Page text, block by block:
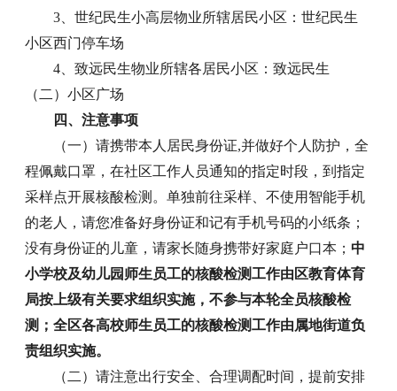
3、世纪民生小高层物业所辖居民小区：世纪民生
小区西门停车场
4、致远民生物业所辖各居民小区：致远民生
（二）小区广场
四、注意事项
（一）请携带本人居民身份证,并做好个人防护，全
程佩戴口罩，在社区工作人员通知的指定时段，到指定
采样点开展核酸检测。单独前往采样、不使用智能手机
的老人，请您准备好身份证和记有手机号码的小纸条；
没有身份证的儿童，请家长随身携带好家庭户口本；中
小学校及幼儿园师生员工的核酸检测工作由区教育体育
局按上级有关要求组织实施，不参与本轮全员核酸检
测；全区各高校师生员工的核酸检测工作由属地街道负
责组织实施。
（二）请注意出行安全、合理调配时间，提前安排